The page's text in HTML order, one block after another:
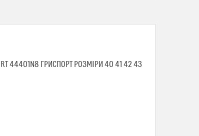
44401N8 ГРИСПОРТ РОЗМІРИ 40 41 42 43